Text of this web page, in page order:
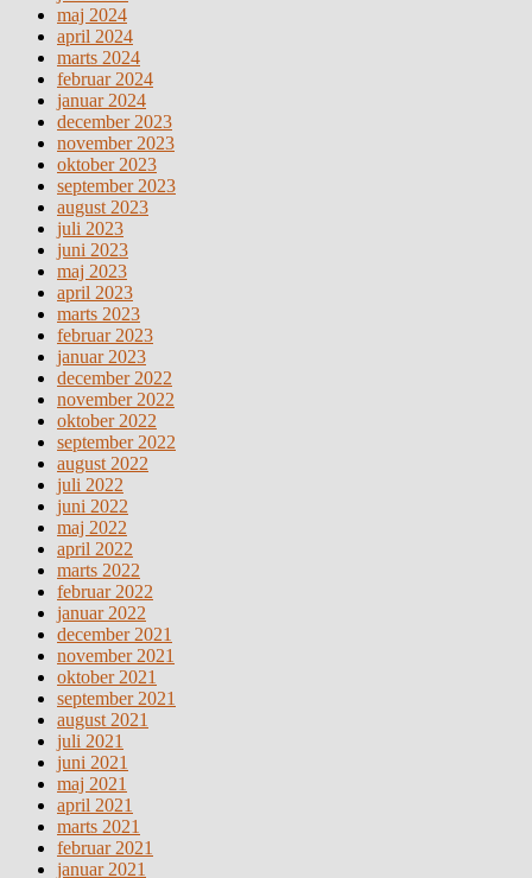
maj 2024
april 2024
marts 2024
februar 2024
januar 2024
december 2023
november 2023
oktober 2023
september 2023
august 2023
juli 2023
juni 2023
maj 2023
april 2023
marts 2023
februar 2023
januar 2023
december 2022
november 2022
oktober 2022
september 2022
august 2022
juli 2022
juni 2022
maj 2022
april 2022
marts 2022
februar 2022
januar 2022
december 2021
november 2021
oktober 2021
september 2021
august 2021
juli 2021
juni 2021
maj 2021
april 2021
marts 2021
februar 2021
januar 2021